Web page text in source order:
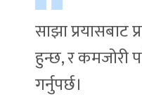
साझा प्रयासबाट
हुन्छ, र कमजोरी
गर्नुपर्छ।